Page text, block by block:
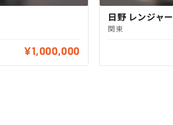
¥1,000,000
日野 レンジャー
関東